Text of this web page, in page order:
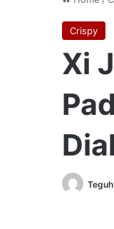
Crispy
Xi